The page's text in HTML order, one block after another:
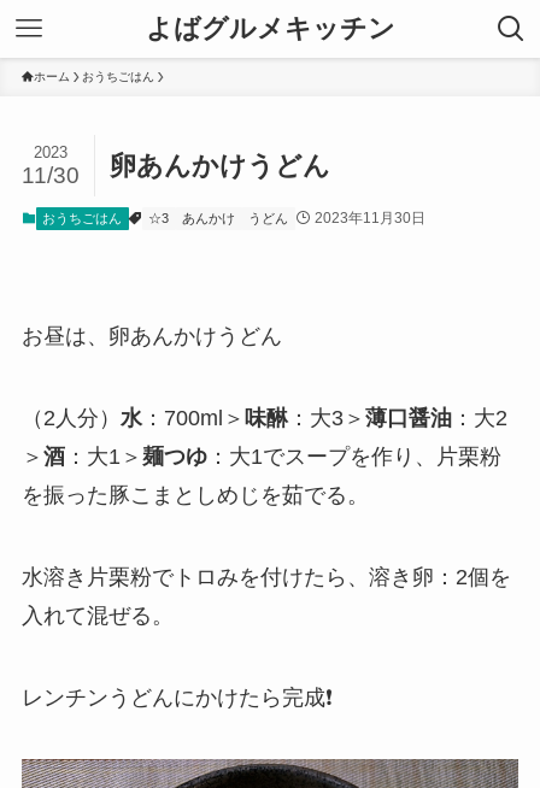
よばグルメキッチン
ホーム おうちごはん
卵あんかけうどん
2023
11/30
おうちごはん ☆3 あんかけ うどん 2023年11月30日
お昼は、卵あんかけうどん
（2人分） 水：700ml＞ 味醂：大3＞ 薄口醤油：大2
＞ 酒：大1＞ 麺つゆ：大1でスープを作り、片栗粉
を振った豚こまとしめじを茹でる。
水溶き片栗粉でトロみを付けたら、溶き卵：2個を
入れて混ぜる。
レンチンうどんにかけたら完成❗